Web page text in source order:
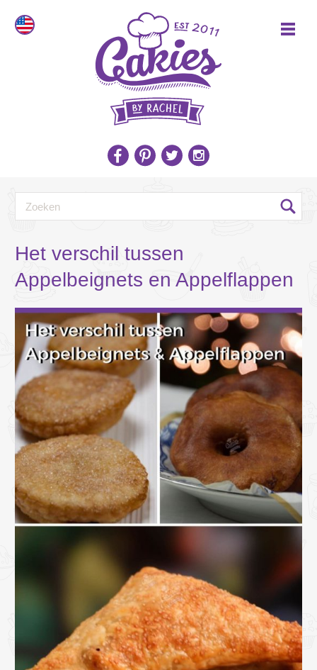
Het verschil tussen
Appelbeignets en Appelflappen